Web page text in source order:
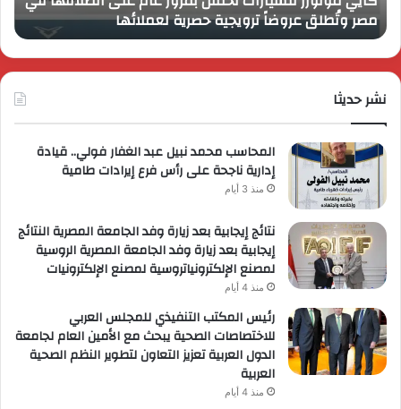
مصر
وتُطلق
عروضاً
ترويجية
حصرية
مصر وتُطلق عروضاً ترويجية حصرية لعملائها
نشر حديثا
المحاسب محمد نبيل عبد الغفار فولي.. قيادة
إدارية ناجحة على رأس فرع إيرادات طامية
منذ 3 أيام
نتائج إيجابية بعد زيارة وفد الجامعة المصرية النتائج
إيجابية بعد زيارة وفد الجامعة المصرية الروسية
لمصنع الإلكترونياتروسية لمصنع الإلكترونيات
منذ 4 أيام
رئيس المكتب التنفيذي للمجلس العربي
للاختصاصات الصحية يبحث مع الأمين العام لجامعة
الدول العربية تعزيز التعاون لتطوير النظم الصحية
العربية
منذ 4 أيام